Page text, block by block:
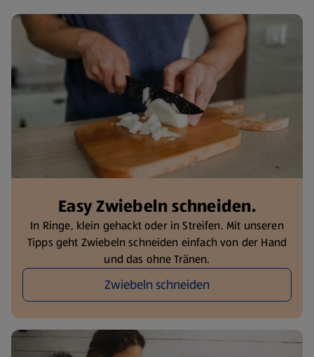
Easy Zwiebeln schneiden.
In Ringe, klein gehackt oder in Streifen. Mit unseren
Tipps geht Zwiebeln schneiden einfach von der Hand
und das ohne Tränen.
Zwiebeln schneiden